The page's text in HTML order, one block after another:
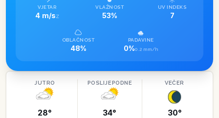
VJETAR
4 m/sZ
VLAŽNOST
53%
UV INDEKS
7
OBLAČNOST
48%
PADAVINE
0%0.2 mm/h
JUTRO
28°
POSLIJEPODNE
34°
VEČER
30°